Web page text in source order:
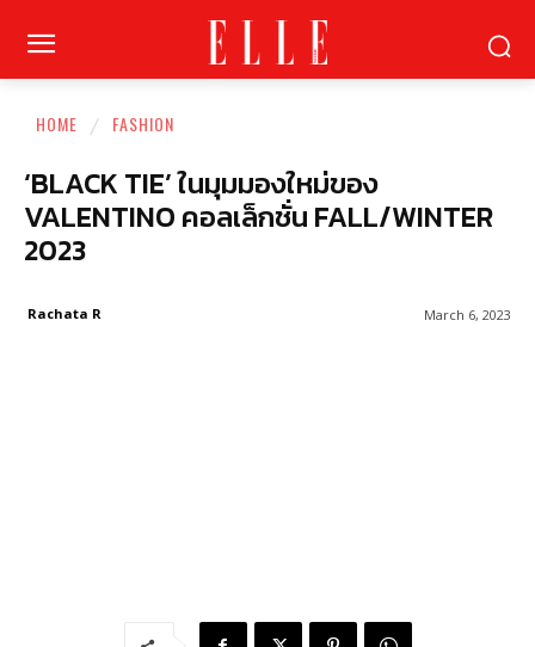
HOME FASHION
‘BLACK TIE’ ในมุมมองใหม่ของ
VALENTINO คอลเล็กชั่น FALL/WINTER
2023
March 6, 2023
Rachata R